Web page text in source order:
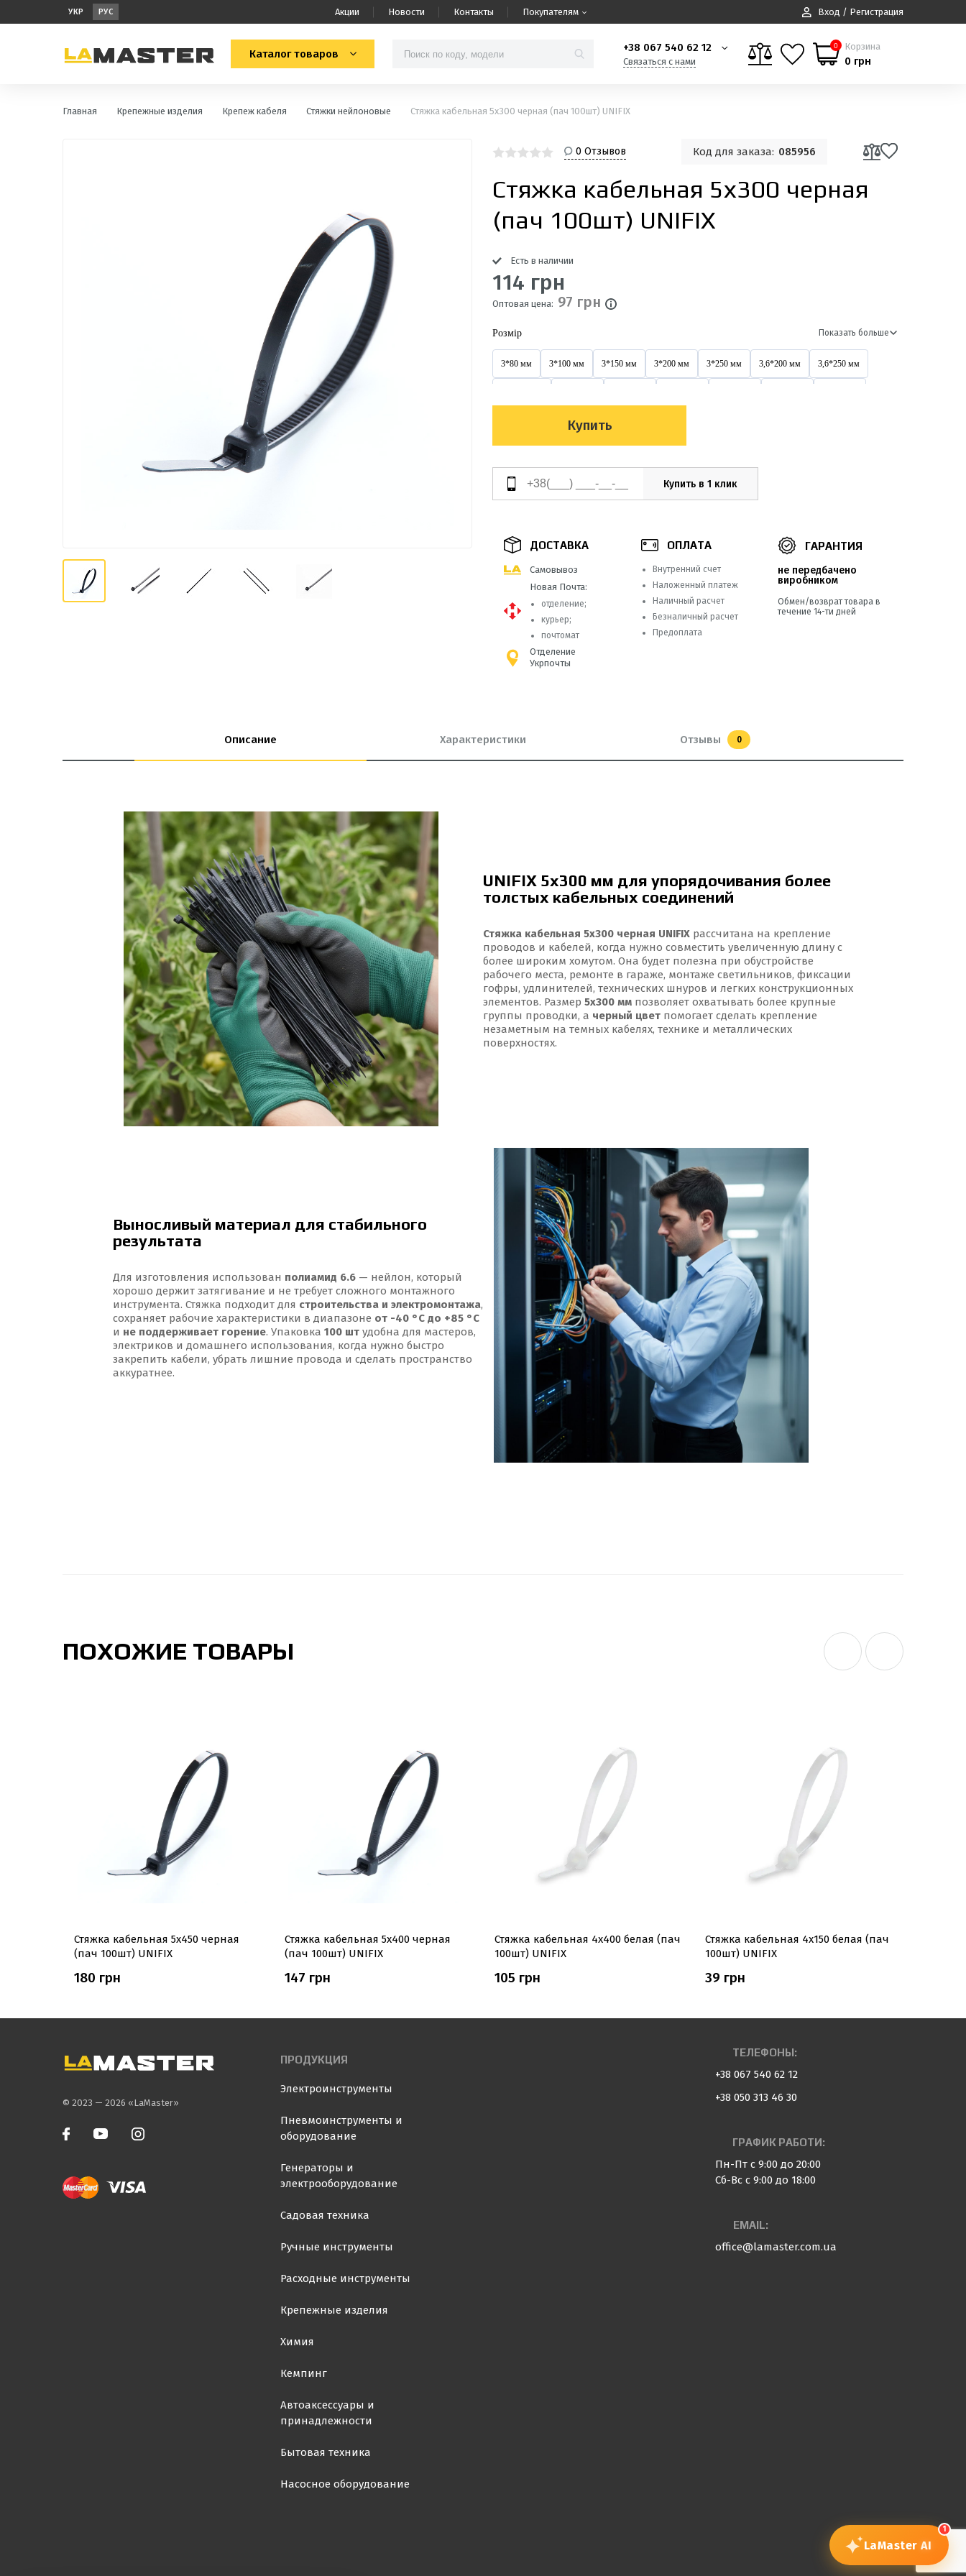
УКР РУС Акции Новости Контакты Покупателям Вход / Регистрация
Каталог товаров
+38 067 540 62 12
Связаться с нами
0 Корзина
0 грн
Главная Крепежные изделия Крепеж кабеля Стяжки нейлоновые Стяжка кабельная 5х300 черная (пач 100шт) UNIFIX
0 Отзывов Код для заказа: 085956
Стяжка кабельная 5х300 черная
(пач 100шт) UNIFIX
Есть в наличии
114 грн
Оптовая цена: 97 грн
Розмір Показать больше
3*80 мм 3*100 мм 3*150 мм 3*200 мм 3*250 мм 3,6*200 мм 3,6*250 мм
4*350 мм 4*370 мм
5*350 мм 5*400 мм 5*500 мм
8*400 мм 8х400 мм
9*650 мм 9*1000 мм
Купить
Купить в 1 клик
ДОСТАВКА
Самовывоз
Новая Почта:
отделение;
курьер;
почтомат
Отделение
Укрпочты
ОПЛАТА
Внутренний счет
Наложенный платеж
Наличный расчет
Безналичный расчет
Предоплата
ГАРАНТИЯ
не передбачено
виробником
Обмен/возврат товара в
течение 14-ти дней
Описание Характеристики Отзывы 0
UNIFIX 5x300 мм для упорядочивания более
толстых кабельных соединений
Стяжка кабельная 5x300 черная UNIFIX рассчитана на крепление
проводов и кабелей, когда нужно совместить увеличенную длину с
более широким хомутом. Она будет полезна при обустройстве
рабочего места, ремонте в гараже, монтаже светильников, фиксации
гофры, удлинителей, технических шнуров и легких конструкционных
элементов. Размер 5x300 мм позволяет охватывать более крупные
группы проводки, а черный цвет помогает сделать крепление
незаметным на темных кабелях, технике и металлических
поверхностях.
Выносливый материал для стабильного
результата
Для изготовления использован полиамид 6.6 — нейлон, который
хорошо держит затягивание и не требует сложного монтажного
инструмента. Стяжка подходит для строительства и электромонтажа,
сохраняет рабочие характеристики в диапазоне от -40 °С до +85 °С
и не поддерживает горение. Упаковка 100 шт удобна для мастеров,
электриков и домашнего использования, когда нужно быстро
закрепить кабели, убрать лишние провода и сделать пространство
аккуратнее.
ПОХОЖИЕ ТОВАРЫ
Стяжка кабельная 5х450 ​​черная
(пач 100шт) UNIFIX
180 грн
Стяжка кабельная 5х400 черная
(пач 100шт) UNIFIX
147 грн
Стяжка кабельная 4х400 белая (пач
100шт) UNIFIX
105 грн
Стяжка кабельная 4х150 белая (пач
100шт) UNIFIX
39 грн
© 2023 — 2026 «LaMaster»
ПРОДУКЦИЯ
Электроинструменты
Пневмоинструменты и
оборудование
Генераторы и
электрооборудование
Садовая техника
Ручные инструменты
Расходные инструменты
Крепежные изделия
Химия
Кемпинг
Автоаксессуары и
принадлежности
Бытовая техника
Насосное оборудование
ТЕЛЕФОНЫ:
+38 067 540 62 12
+38 050 313 46 30
ГРАФИК РАБОТИ:
Пн-Пт с 9:00 до 20:00
Сб-Вс с 9:00 до 18:00
EMAIL:
office@lamaster.com.ua
1
LaMaster AI